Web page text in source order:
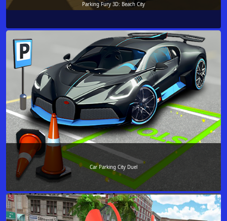
Parking Fury 3D: Beach City
Car Parking City Duel